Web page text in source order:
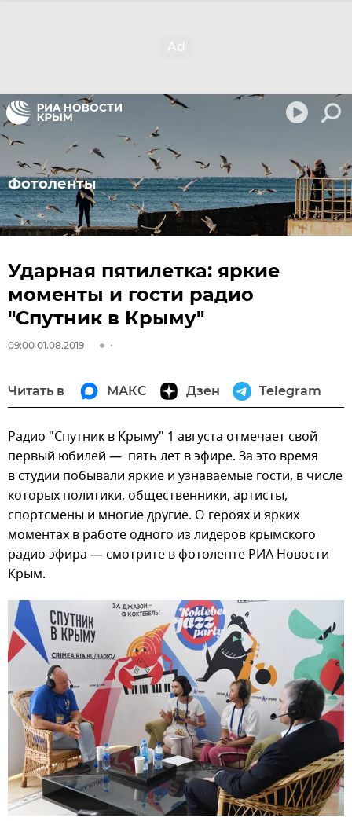
Фотоленты
Ударная пятилетка: яркие
моменты и гости радио
"Спутник в Крыму"
09:00 01.08.2019
Читать в МАКС Дзен Telegram
Радио "Спутник в Крыму" 1 августа отмечает свой
первый юбилей — пять лет в эфире. За это время
в студии побывали яркие и узнаваемые гости, в числе
которых политики, общественники, артисты,
спортсмены и многие другие. О героях и ярких
моментах в работе одного из лидеров крымского
радио эфира — смотрите в фотоленте РИА Новости
Крым.